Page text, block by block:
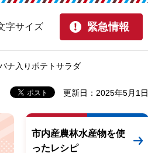
字サイズ 緊急情報
ナ入りポテトサラダ
更新日：2025年5月1日
市内産農林水産物を使
ったレシピ